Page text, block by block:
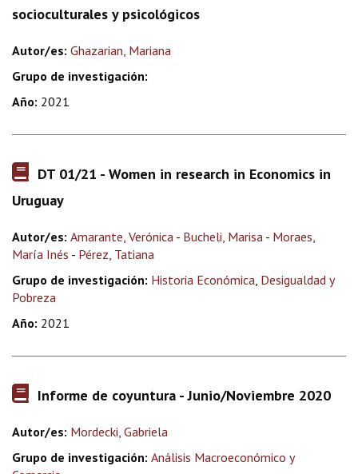
socioculturales y psicológicos
Autor/es: Ghazarian, Mariana
Grupo de investigación:
Año: 2021
DT 01/21 - Women in research in Economics in
Uruguay
Autor/es: Amarante, Verónica - Bucheli, Marisa - Moraes,
María Inés - Pérez, Tatiana
Grupo de investigación: Historia Económica, Desigualdad y
Pobreza
Año: 2021
Informe de coyuntura - Junio/Noviembre 2020
Autor/es: Mordecki, Gabriela
Grupo de investigación: Análisis Macroeconómico y